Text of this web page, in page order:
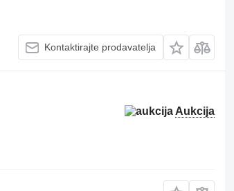
Kontaktirajte prodavatelja
Aukcija